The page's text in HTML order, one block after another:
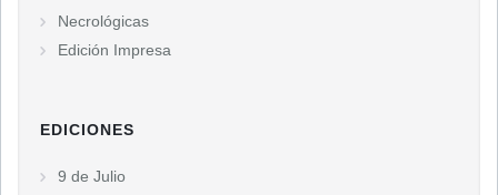
Necrológicas
Edición Impresa
EDICIONES
9 de Julio